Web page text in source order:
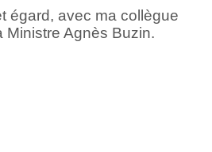
égard, avec ma collègue
Ministre Agnès Buzin.